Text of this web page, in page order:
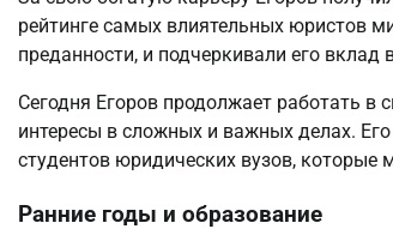
рейтинге самых влиятельных юристов
преданности, и подчеркивали его
Сегодня Егоров продолжает работать
интересы в сложных и важных делах.
студентов юридических вузов, которые
Ранние годы и образование